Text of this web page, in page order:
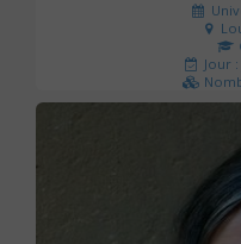
Jour